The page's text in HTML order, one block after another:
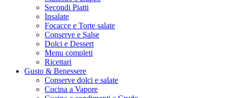
Secondi Piatti
Insalate
Focacce e Torte salate
Conserve e Salse
Dolci e Dessert
Menu completi
Ricettari
Gusto & Benessere
Conserve dolci e salate
Cucina a Vapore